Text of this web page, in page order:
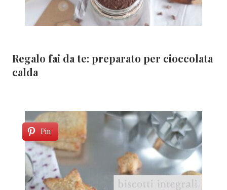
Regalo fai da te: preparato per cioccolata
calda
Pin